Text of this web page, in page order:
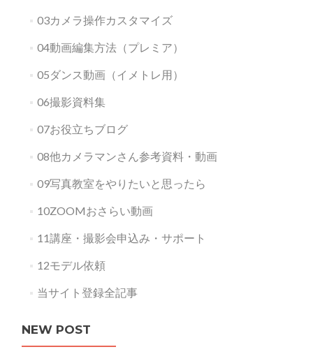
03カメラ操作カスタマイズ
04動画編集方法（プレミア）
05ダンス動画（イメトレ用）
06撮影資料集
07お役立ちブログ
08他カメラマンさん参考資料・動画
09写真教室をやりたいと思ったら
10ZOOMおさらい動画
11講座・撮影会申込み・サポート
12モデル依頼
当サイト登録全記事
NEW POST